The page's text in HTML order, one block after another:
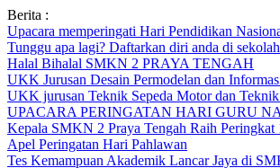
Skip
to
content
Berita :
Upacara memperingati Hari Pendidikan
Tunggu apa lagi? Daftarkan diri anda di
Halal Bihalal SMKN 2 PRAYA TENGAH
UKK Jurusan Desain Permodelan dan
UKK jurusan Teknik Sepeda Motor dan
UPACARA PERINGATAN HARI GURU
Kepala SMKN 2 Praya Tengah Raih
Apel Peringatan Hari Pahlawan
Tes Kemampuan Akademik Lancar Jaya di